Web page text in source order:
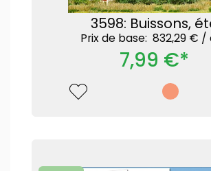
3598: Buissons,
Prix ​​de base: 832,29 € /
7,99 €*